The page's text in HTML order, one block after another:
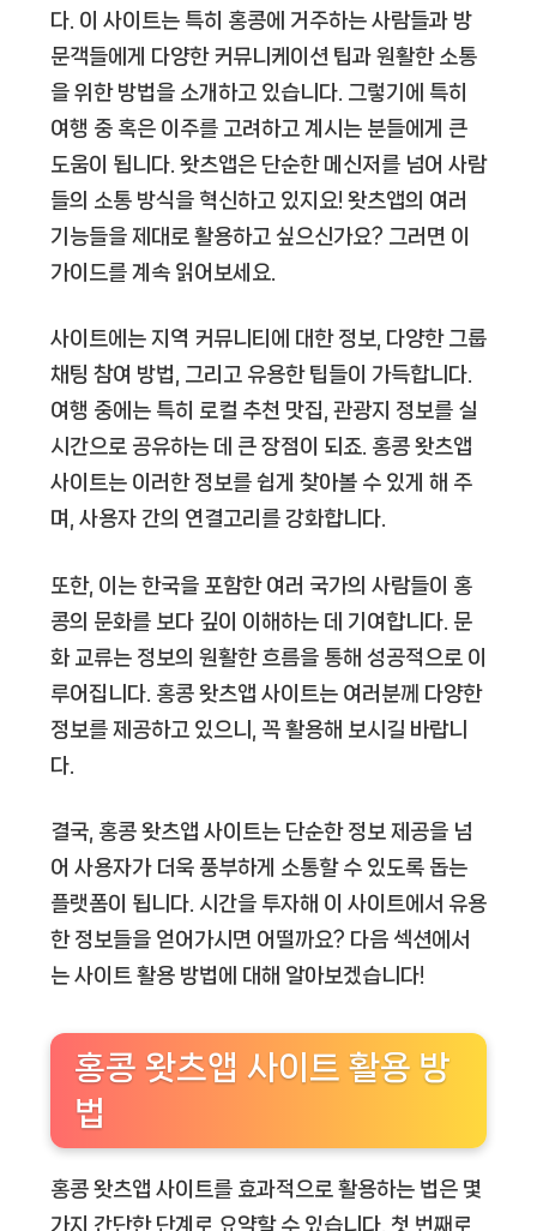
다. 이 사이트는 특히 홍콩에 거주하는 사람들과 방
문객들에게 다양한 커뮤니케이션 팁과 원활한 소통
을 위한 방법을 소개하고 있습니다. 그렇기에 특히
여행 중 혹은 이주를 고려하고 계시는 분들에게 큰
도움이 됩니다. 왓츠앱은 단순한 메신저를 넘어 사람
들의 소통 방식을 혁신하고 있지요! 왓츠앱의 여러
기능들을 제대로 활용하고 싶으신가요? 그러면 이
가이드를 계속 읽어보세요.
사이트에는 지역 커뮤니티에 대한 정보, 다양한 그룹
채팅 참여 방법, 그리고 유용한 팁들이 가득합니다.
여행 중에는 특히 로컬 추천 맛집, 관광지 정보를 실
시간으로 공유하는 데 큰 장점이 되죠. 홍콩 왓츠앱
사이트는 이러한 정보를 쉽게 찾아볼 수 있게 해 주
며, 사용자 간의 연결고리를 강화합니다.
또한, 이는 한국을 포함한 여러 국가의 사람들이 홍
콩의 문화를 보다 깊이 이해하는 데 기여합니다. 문
화 교류는 정보의 원활한 흐름을 통해 성공적으로 이
루어집니다. 홍콩 왓츠앱 사이트는 여러분께 다양한
정보를 제공하고 있으니, 꼭 활용해 보시길 바랍니
다.
결국, 홍콩 왓츠앱 사이트는 단순한 정보 제공을 넘
어 사용자가 더욱 풍부하게 소통할 수 있도록 돕는
플랫폼이 됩니다. 시간을 투자해 이 사이트에서 유용
한 정보들을 얻어가시면 어떨까요? 다음 섹션에서
는 사이트 활용 방법에 대해 알아보겠습니다!
홍콩 왓츠앱 사이트 활용 방
법
홍콩 왓츠앱 사이트를 효과적으로 활용하는 법은 몇
가지 간단한 단계로 요약할 수 있습니다. 첫 번째로,